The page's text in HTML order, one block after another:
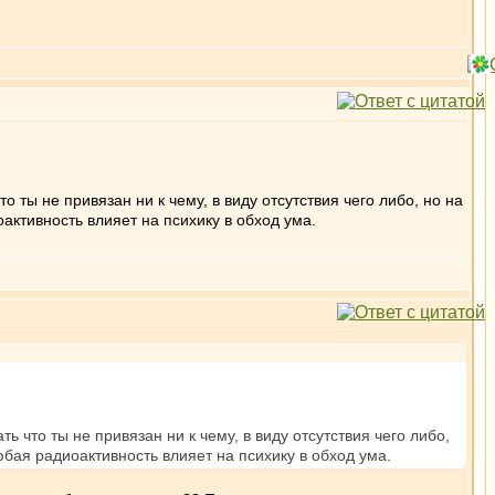
не привязан ни к чему, в виду отсутствия чего либо, но на
влияет на психику в обход ума.
ты не привязан ни к чему, в виду отсутствия чего либо,
радиоактивность влияет на психику в обход ума.